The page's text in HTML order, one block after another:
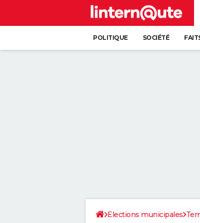
POLITIQUE SOCIÉTÉ
Elections municipales